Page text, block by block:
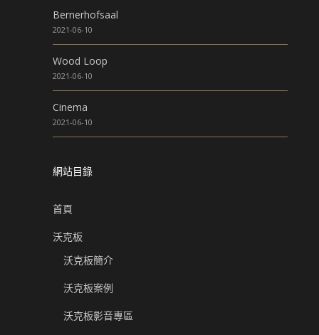
Bernerhofsaal
2021-06-10
Wood Loop
2021-06-10
Cinema
2021-06-10
網站目錄
首頁
沃克板
沃克板簡介
沃克板案例
沃克板影音專區